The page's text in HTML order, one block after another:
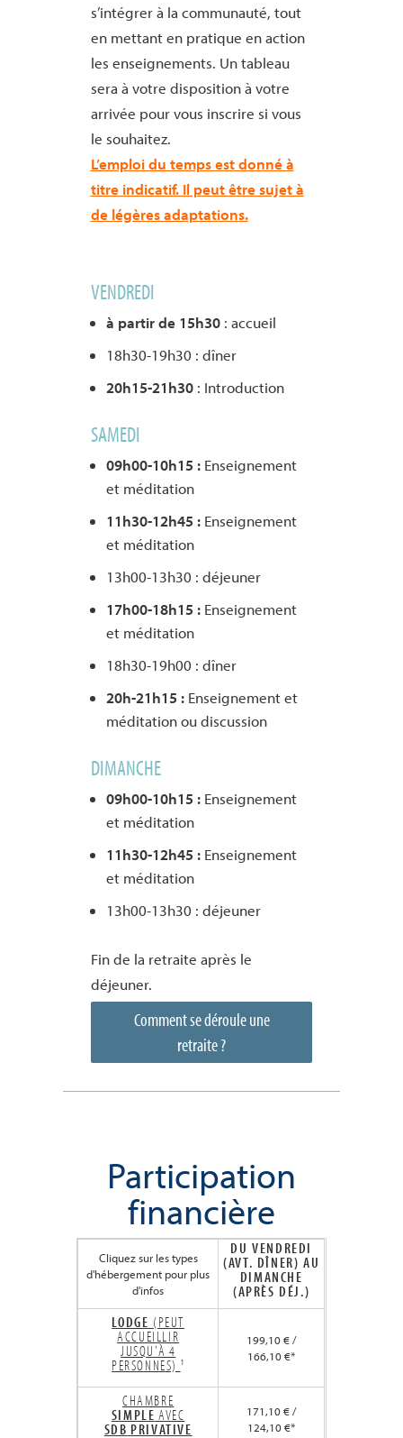
s’intégrer à la communauté, tout
en mettant en pratique en action
les enseignements. Un tableau
sera à votre disposition à votre
arrivée pour vous inscrire si vous
le souhaitez.
L’emploi du temps est donné à
titre indicatif. Il peut être sujet à
de légères adaptations.
VENDREDI
à partir de 15h30: accueil
18h30-19h30 : dîner
20h15-21h30 : Introduction
SAMEDI
09h00-10h15 :Enseignement
et méditation
11h30-12h45 :Enseignement
et méditation
13h00-13h30 : déjeuner
17h00-18h15 :Enseignement
et méditation
18h30-19h00 : dîner
20h-21h15 :Enseignement et
méditation ou discussion
DIMANCHE
09h00-10h15 :Enseignement
et méditation
11h30-12h45 :Enseignement
et méditation
13h00-13h30 : déjeuner
Fin de la retraite après le
déjeuner.
Comment se déroule une
retraite ?
Participation
financière
Cliquez sur les types
d'hébergement pour plus
d'infos
DU VENDREDI
(AVT. DÎNER) AU
DIMANCHE
(APRÈS DÉJ.)
LODGE (PEUT
ACCUEILLIR
JUSQU'À 4
PERSONNES) ¹
199,10 € /
166,10 €*
CHAMBRE
SIMPLE AVEC
SDB PRIVATIVE
171,10 € /
124,10 €*